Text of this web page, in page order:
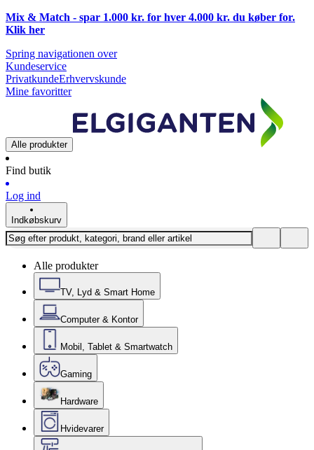
Mix & Match - spar 1.000 kr. for hver 4.000 kr. du køber for.
Klik her
Spring navigationen over
Kundeservice
PrivatkundeErhvervskunde
Mine favoritter
Alle produkter
Find butik
Log ind
Indkøbskurv
Alle produkter
TV, Lyd & Smart Home
Computer & Kontor
Mobil, Tablet & Smartwatch
Gaming
Hardware
Hvidevarer